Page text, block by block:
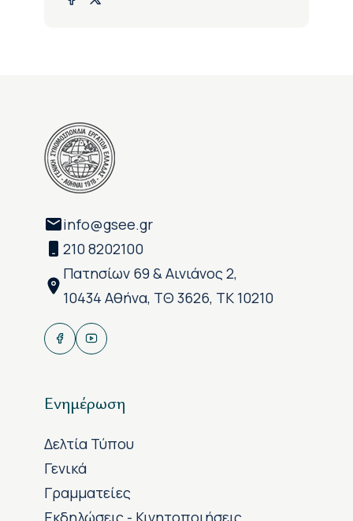
info@gsee.gr
210 8202100
Πατησίων 69 & Αινιάνος 2,
10434 Αθήνα, ΤΘ 3626, ΤΚ 10210
Ενημέρωση
Δελτία Τύπου
Γενικά
Γραμματείες
Εκδηλώσεις - Κινητοποιήσεις